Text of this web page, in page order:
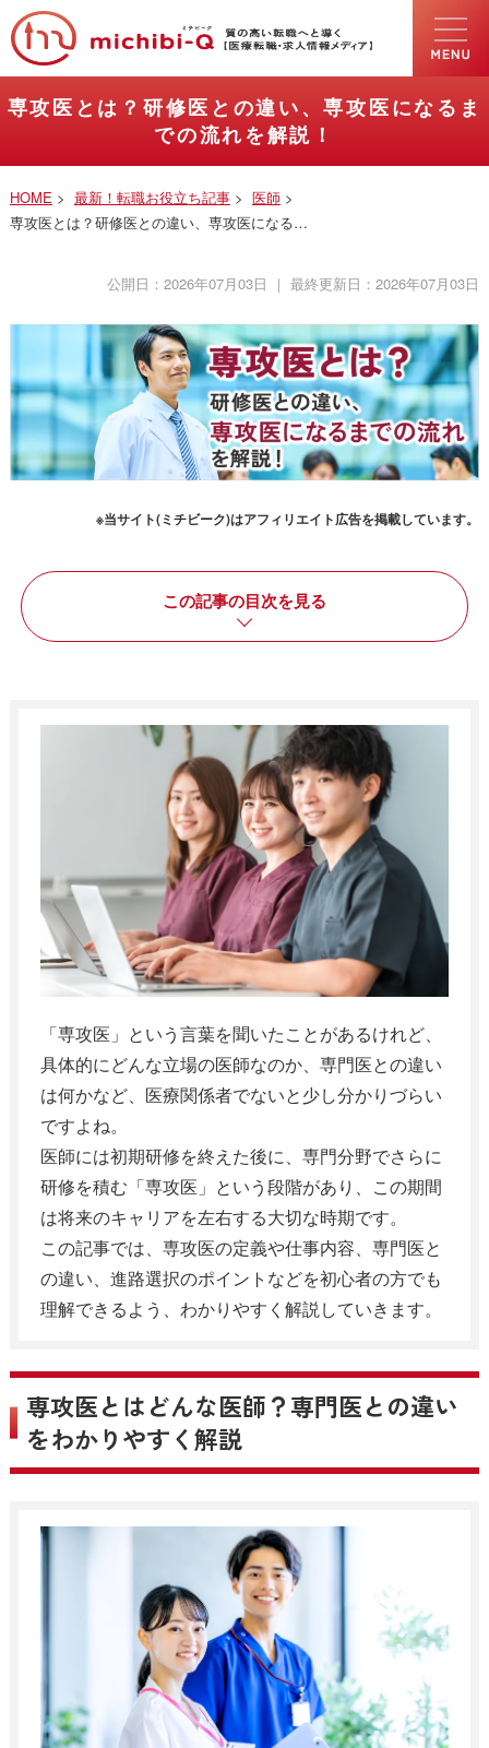
専攻医とは？研修医との違い、専攻医になるま
での流れを解説！
HOME > 最新！転職お役立ち記事> 医師>
専攻医とは？研修医との違い、専攻医になる…
公開日：2026年07月03日 ｜ 最終更新日：2026年07月03日
※当サイト(ミチビーク)はアフィリエイト広告を掲載しています。
この記事の目次を見る
「専攻医」という言葉を聞いたことがあるけれど、
具体的にどんな立場の医師なのか、専門医との違い
は何かなど、医療関係者でないと少し分かりづらい
ですよね。
医師には初期研修を終えた後に、専門分野でさらに
研修を積む「専攻医」という段階があり、この期間
は将来のキャリアを左右する大切な時期です。
この記事では、専攻医の定義や仕事内容、専門医と
の違い、進路選択のポイントなどを初心者の方でも
理解できるよう、わかりやすく解説していきます。
専攻医とはどんな医師？専門医との違い
をわかりやすく解説